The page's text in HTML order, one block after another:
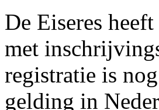
De Eiseres
met
registratie is
gelding in